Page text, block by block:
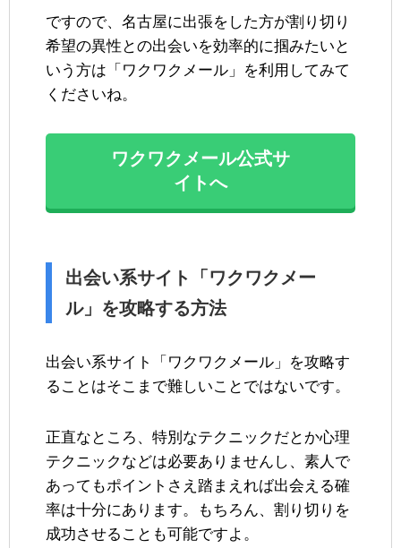
ですので、名古屋に出張をした方が割り切り
希望の異性との出会いを効率的に掴みたいと
いう方は「ワクワクメール」を利用してみて
くださいね。
ワクワクメール公式サ
イトへ
出会い系サイト「ワクワクメー
ル」を攻略する方法
出会い系サイト「ワクワクメール」を攻略す
ることはそこまで難しいことではないです。
正直なところ、特別なテクニックだとか心理
テクニックなどは必要ありませんし、素人で
あってもポイントさえ踏まえれば出会える確
率は十分にあります。もちろん、割り切りを
成功させることも可能ですよ。